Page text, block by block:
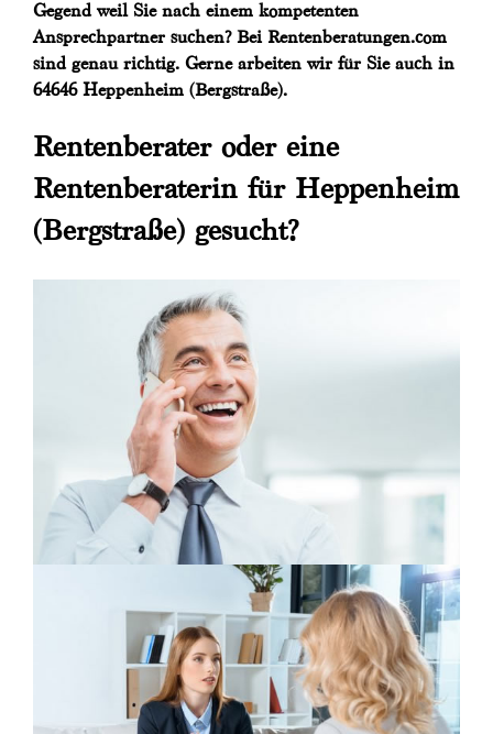
Gegend weil Sie nach einem kompetenten
Ansprechpartner suchen? Bei Rentenberatungen.com
sind genau richtig. Gerne arbeiten wir für Sie auch in
64646 Heppenheim (Bergstraße).
Rentenberater oder eine
Rentenberaterin für Heppenheim
(Bergstraße) gesucht?